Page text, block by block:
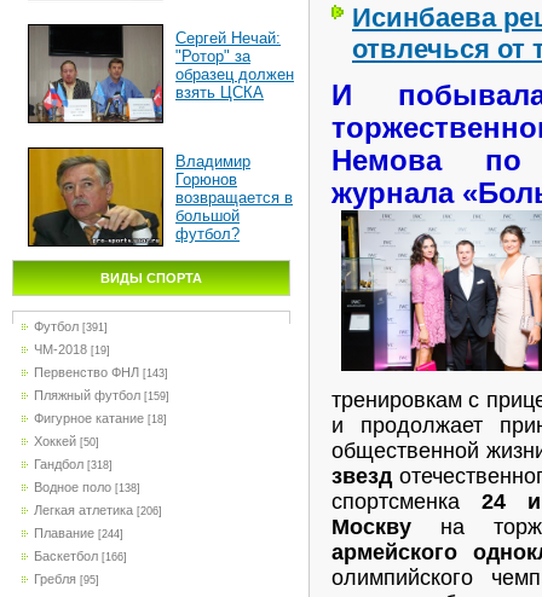
Сергей Нечай:
"Ротор" за
образец должен
взять ЦСКА
Владимир
Горюнов
возвращается в
большой
футбол?
ВИДЫ СПОРТА
Футбол [391]
ЧМ-2018 [19]
Первенство ФНЛ [143]
Пляжный футбол [159]
Фигурное катание [18]
Хоккей [50]
Гандбол [318]
Водное поло [138]
Легкая атлетика [206]
Плавание [244]
Баскетбол [166]
Гребля [95]
Исинбаева
отвлечься от
И
Немова по
журнала
тренировкам с
и продолжает
общественной
звезд
спортсменка 24
Москву на
армейского
олимпийского